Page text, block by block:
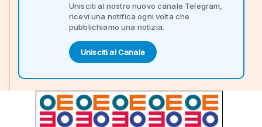
Unisciti al nostro nuovo canale Telegram,
ricevi una notifica ogni volta che
pubblichiamo una notizia.
Unisciti al Canale